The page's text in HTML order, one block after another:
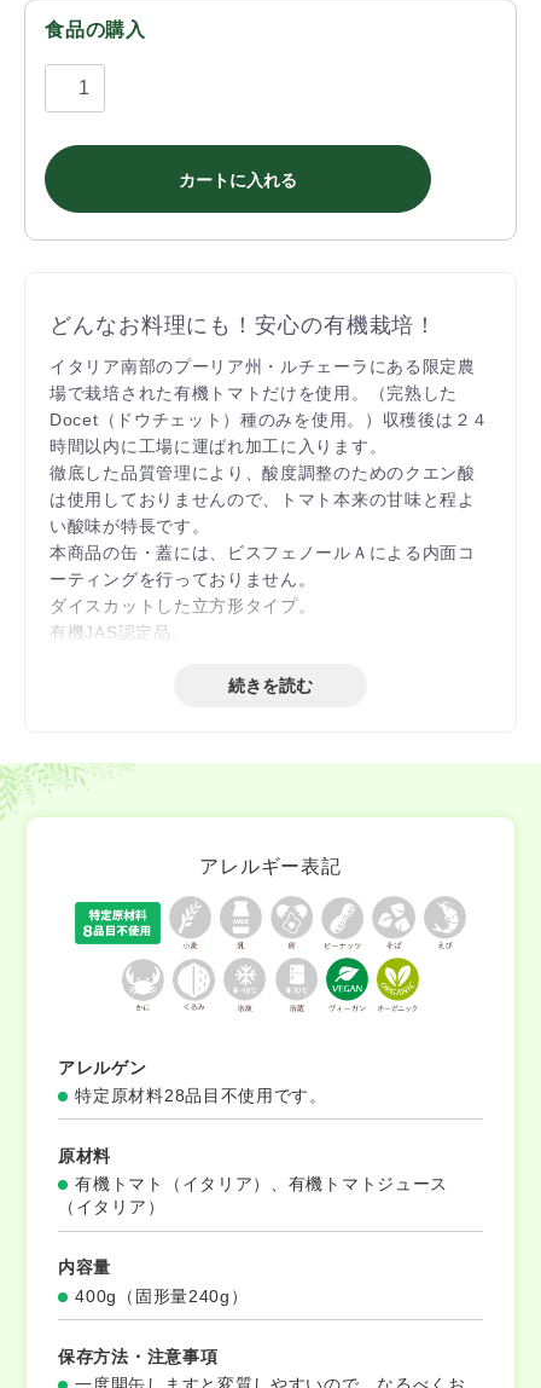
食品の購入
カートに入れる
どんなお料理にも！安心の有機栽培！
イタリア南部のプーリア州・ルチェーラにある限定農
場で栽培された有機トマトだけを使用。（完熟した
Docet（ドウチェット）種のみを使用。）収穫後は２４
時間以内に工場に運ばれ加工に入ります。
徹底した品質管理により、酸度調整のためのクエン酸
は使用しておりませんので、トマト本来の甘味と程よ
い酸味が特長です。
本商品の缶・蓋には、ビスフェノールＡによる内面コ
ーティングを行っておりません。
ダイスカットした立方形タイプ。
有機JAS認定品。
続きを読む
アレルギー表記
アレルゲン
特定原材料28品目不使用です。
原材料
有機トマト（イタリア）、有機トマトジュース
（イタリア）
内容量
400g（固形量240g）
保存方法・注意事項